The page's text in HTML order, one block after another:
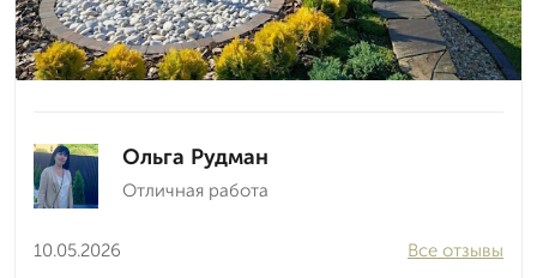
Ольга Рудман
Отличная работа
10.05.2026
Все отзывы